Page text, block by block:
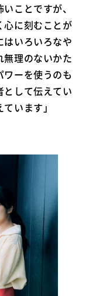
ことですが、
心に刻むことが
いろいろなや
無理のないかた
ーを使うのも
して伝えてい
います」